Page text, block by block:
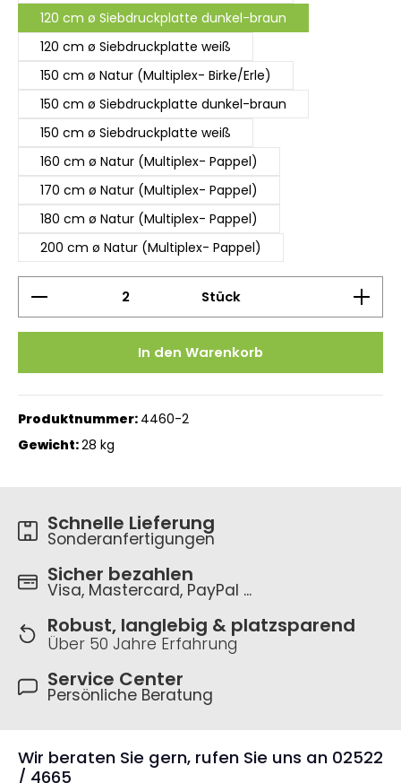
120 cm ø Siebdruckplatte dunkel-braun
120 cm ø Siebdruckplatte weiß
150 cm ø Natur (Multiplex- Birke/Erle)
150 cm ø Siebdruckplatte dunkel-braun
150 cm ø Siebdruckplatte weiß
160 cm ø Natur (Multiplex- Pappel)
170 cm ø Natur (Multiplex- Pappel)
180 cm ø Natur (Multiplex- Pappel)
200 cm ø Natur (Multiplex- Pappel)
Produkt Anzahl: Gib den gewünschten Wert
Stück
In den Warenkorb
Produktnummer: 4460-2
Gewicht:28 kg
Schnelle Lieferung
Sonderanfertigungen
Sicher bezahlen
Visa, Mastercard, PayPal ...
Robust, langlebig & platzsparend
Über 50 Jahre Erfahrung
Service Center
Persönliche Beratung
Wir beraten Sie gern, rufen Sie uns an 02522
/ 4665